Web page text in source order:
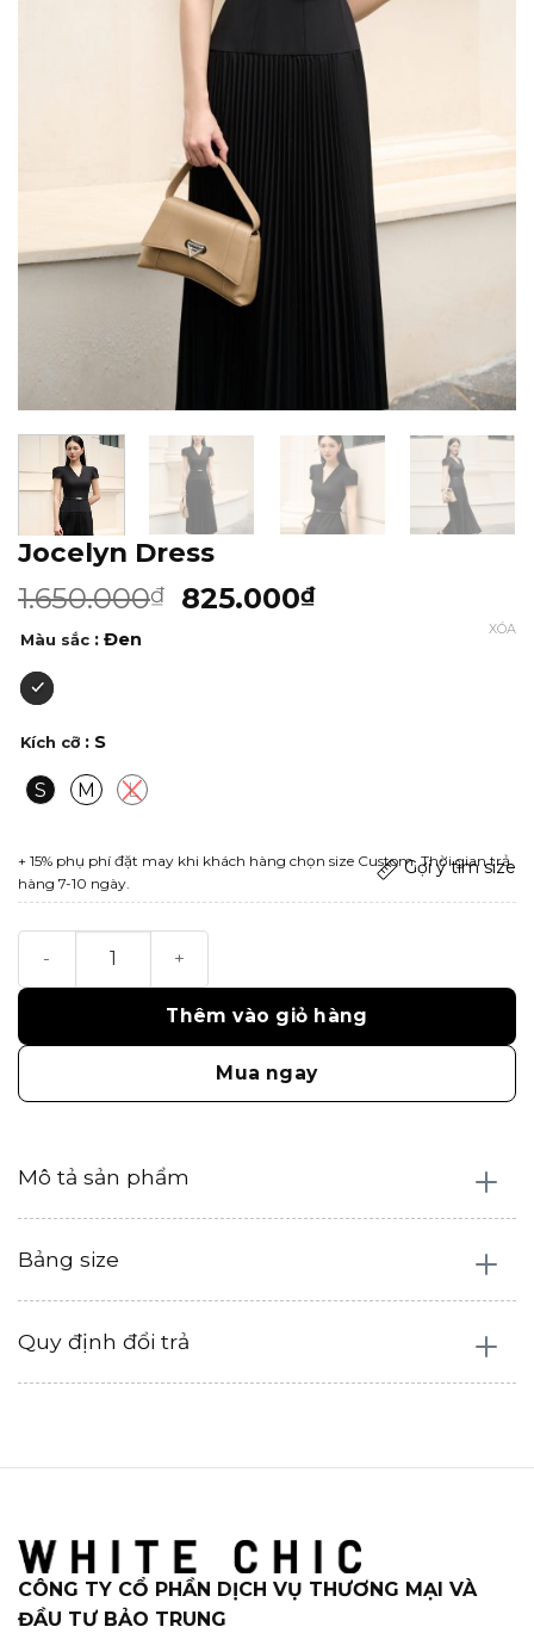
Jocelyn Dress
1.650.000₫ 825.000₫
Màu sắc : Đen
Kích cỡ : S
S M L
XÓA
+ 15% phụ phí đặt may khi khách hàng chọn size Custom. Thời gian trả
hàng 7-10 ngày.
Gợi ý tìm size
Thêm vào giỏ hàng
Mua ngay
Mô tả sản phẩm
Bảng size
Quy định đổi trả
CÔNG TY CỔ PHẦN DỊCH VỤ THƯƠNG MẠI VÀ
ĐẦU TƯ BẢO TRUNG